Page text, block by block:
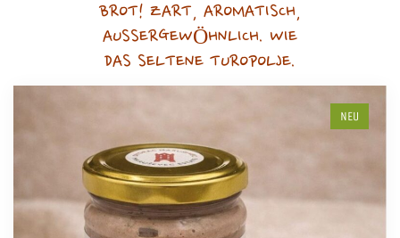
BROT! ZART, AROMATISCH,
AUSSERGEWÖHNLICH. WIE
DAS SELTENE TUROPOLJE.
NEU